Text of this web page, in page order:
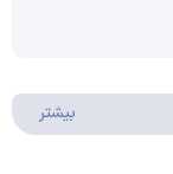
بیشتر